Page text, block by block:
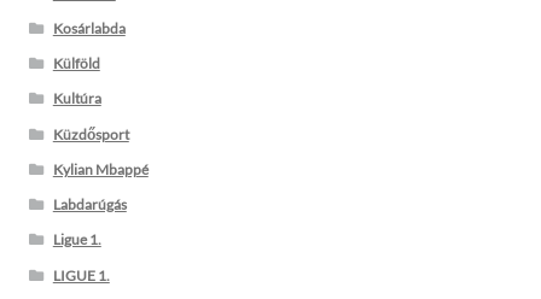
Kosárlabda
Külföld
Kultúra
Küzdősport
Kylian Mbappé
Labdarúgás
Ligue 1.
LIGUE 1.